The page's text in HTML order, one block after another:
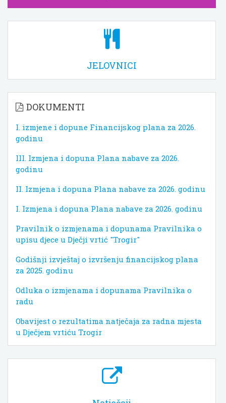
JELOVNICI
DOKUMENTI
I. izmjene i dopune Financijskog plana za 2026.
godinu
III. Izmjena i dopuna Plana nabave za 2026.
godinu
II. Izmjena i dopuna Plana nabave za 2026. godinu
I. Izmjena i dopuna Plana nabave za 2026. godinu
Pravilnik o izmjenama i dopunama Pravilnika o
upisu djece u Dječji vrtić "Trogir"
Godišnji izvještaj o izvršenju financijskog plana
za 2025. godinu
Odluka o izmjenama i dopunama Pravilnika o
radu
Obavijest o rezultatima natječaja za radna mjesta
u Dječjem vrtiću Trogir